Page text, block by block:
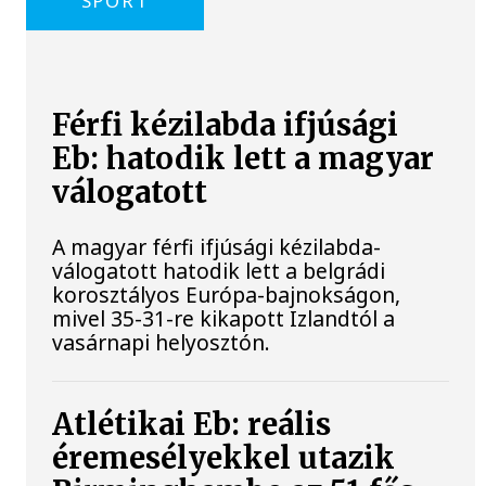
Férfi kézilabda ifjúsági
Eb: hatodik lett a magyar
válogatott
A magyar férfi ifjúsági kézilabda-
válogatott hatodik lett a belgrádi
korosztályos Európa-bajnokságon,
mivel 35-31-re kikapott Izlandtól a
vasárnapi helyosztón.
Atlétikai Eb: reális
éremesélyekkel utazik